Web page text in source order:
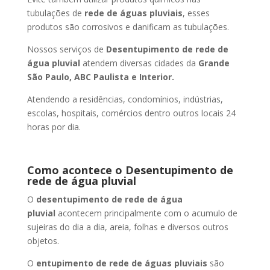
tubulações de rede de águas pluviais, esses
produtos são corrosivos e danificam as tubulações.
Nossos serviços de Desentupimento de rede de
água pluvial atendem diversas cidades da Grande
São Paulo, ABC Paulista e Interior.
Atendendo a residências, condomínios, indústrias,
escolas, hospitais, comércios dentro outros locais 24
horas por dia.
Como acontece o Desentupimento de
rede de água pluvial
O desentupimento de rede de água
pluvial acontecem principalmente com o acumulo de
sujeiras do dia a dia, areia, folhas e diversos outros
objetos.
O entupimento de rede de águas pluviais são